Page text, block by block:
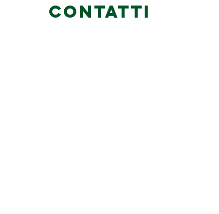
Contatti